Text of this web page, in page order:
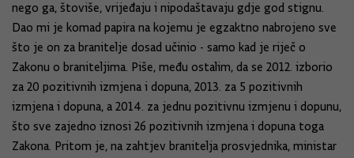
nego ga, štoviše, vrijeđaju i nipodaštavaju gdje god stignu.
Dao mi je komad papira na kojemu je egzaktno nabrojeno sve
što je on za branitelje dosad učinio - samo kad je riječ o
Zakonu o braniteljima. Piše, među ostalim, da se 2012. izborio
za 20 pozitivnih izmjena i dopuna, 2013. za 5 pozitivnih
izmjena i dopuna, a 2014. za jednu pozitivnu izmjenu i dopunu,
što sve zajedno iznosi 26 pozitivnih izmjena i dopuna toga
Zakona. Pritom je, na zahtjev branitelja prosvjednika, ministar